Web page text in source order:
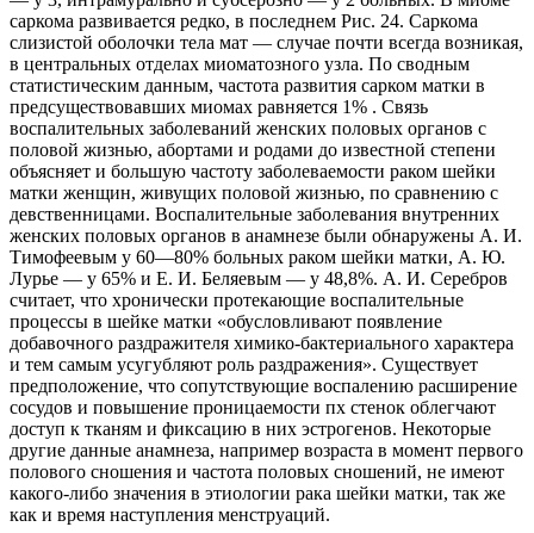
саркома развивается редко, в последнем Рис. 24. Саркома
слизистой оболочки тела мат — случае почти всегда возникая,
в центральных отделах миоматозного узла. По сводным
статистическим данным, частота развития сарком матки в
предсуществовавших миомах равняется 1% . Связь
воспалительных заболеваний женских половых органов с
половой жизнью, абортами и родами до известной степени
объясняет и большую частоту заболеваемости раком шейки
матки женщин, живущих половой жизнью, по сравнению с
девственницами. Воспалительные заболевания внутренних
женских половых органов в анамнезе были обнаружены А. И.
Тимофеевым у 60—80% больных раком шейки матки, А. Ю.
Лурье — у 65% и Е. И. Беляевым — у 48,8%. А. И. Серебров
считает, что хронически протекающие воспалительные
процессы в шейке матки «обусловливают появление
добавочного раздражителя химико-бактериального характера
и тем самым усугубляют роль раздражения». Существует
предположение, что сопутствующие воспалению расширение
сосудов и повышение проницаемости пх стенок облегчают
доступ к тканям и фиксацию в них эстрогенов. Некоторые
другие данные анамнеза, например возраста в момент первого
полового сношения и частота половых сношений, не имеют
какого-либо значения в этиологии рака шейки матки, так же
как и время наступления менструаций.